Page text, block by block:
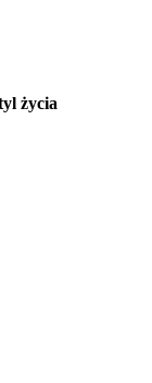
życia